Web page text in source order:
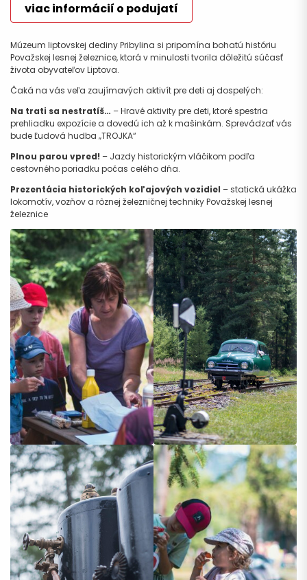
Múzeum liptovskej dediny Pribylina si pripomína bohatú históriu
Považskej lesnej železnice, ktorá v minulosti tvorila dôležitú súčasť
života obyvateľov Liptova.
Čaká na vás veľa zaujímavých aktivít pre deti aj dospelých:
Na trati sa nestratíš… – Hravé aktivity pre deti, ktoré spestria
prehliadku expozície a dovedú ich až k mašinkám. Sprevádzať vás
bude Ľudová hudba „TROJKA“
Plnou parou vpred! – Jazdy historickým vláčikom podľa
cestovného poriadku počas celého dňa.
Prezentácia historických koľajových vozidiel – statická ukážka
lokomotív, vozňov a rôznej železničnej techniky Považskej lesnej
železnice
viac informácií o podujatí